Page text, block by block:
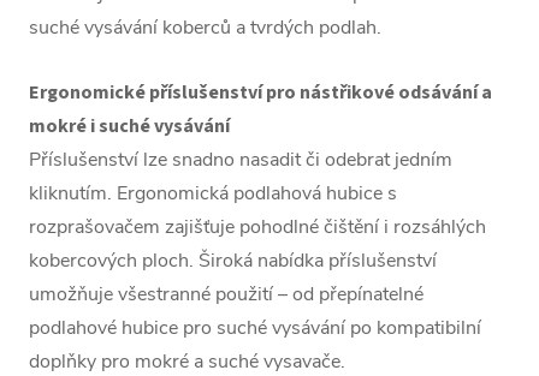
suché vysávání koberců a tvrdých podlah.
Ergonomické příslušenství pro nástřikové odsávání a
mokré i suché vysávání
Příslušenství lze snadno nasadit či odebrat jedním
kliknutím. Ergonomická podlahová hubice s
rozprašovačem zajišťuje pohodlné čištění i rozsáhlých
kobercových ploch. Široká nabídka příslušenství
umožňuje všestranné použití – od přepínatelné
podlahové hubice pro suché vysávání po kompatibilní
doplňky pro mokré a suché vysavače.